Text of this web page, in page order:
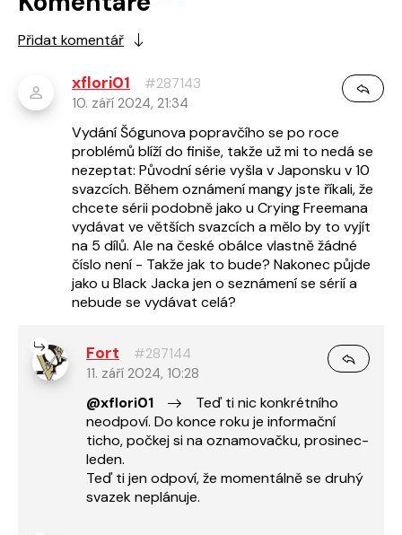
Přidat komentář
xflori01
#287143
10. září 2024, 21:34
Vydání Šógunova popravčího se po roce
problémů blíží do finiše, takže už mi to nedá se
nezeptat: Původní série vyšla v Japonsku v 10
svazcích. Během oznámení mangy jste říkali, že
chcete sérii podobně jako u Crying Freemana
vydávat ve větších svazcích a mělo by to vyjít
na 5 dílů. Ale na české obálce vlastně žádné
číslo není - Takže jak to bude? Nakonec půjde
jako u Black Jacka jen o seznámení se sérií a
nebude se vydávat celá?
Fort
#287144
11. září 2024, 10:28
@xflori01
Teď ti nic konkrétního
neodpoví. Do konce roku je informační
ticho, počkej si na oznamovačku, prosinec-
leden.
Teď ti jen odpoví, že momentálně se druhý
svazek neplánuje.